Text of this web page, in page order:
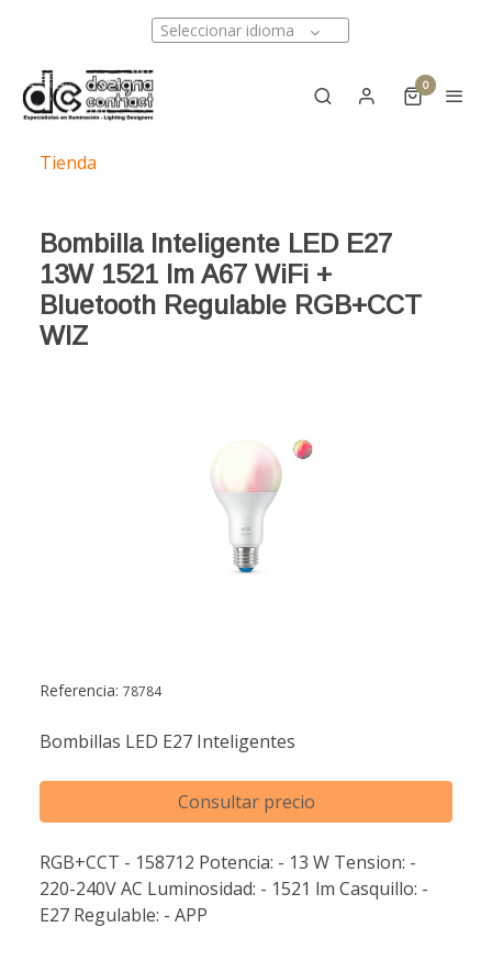
Seleccionar idioma
0
Tienda
Bombilla Inteligente LED E27
13W 1521 lm A67 WiFi +
Bluetooth Regulable RGB+CCT
WIZ
Referencia: 78784
Bombillas LED E27 Inteligentes
Consultar precio
RGB+CCT - 158712 Potencia: - 13 W Tension: -
220-240V AC Luminosidad: - 1521 lm Casquillo: -
E27 Regulable: - APP